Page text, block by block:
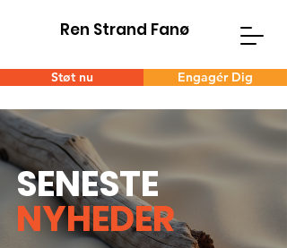
Ren Strand Fanø
Støt nu Engagér Dig
SENESTE
NYHEDER